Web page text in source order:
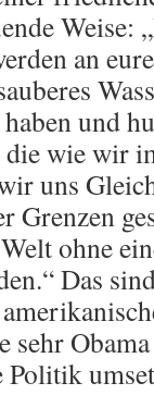
Weise:
an
und
wie wir
uns
Grenzen
ohne
Das
sehr